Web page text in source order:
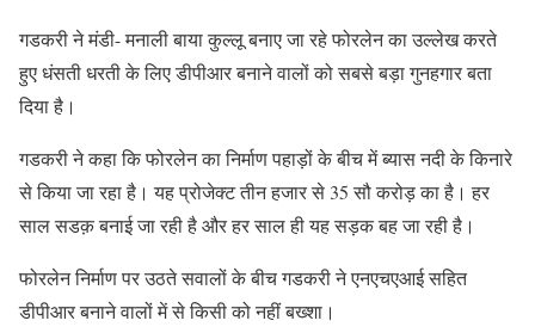
गडकरी ने मंडी- मनाली बाया कुल्लू बनाए जा रहे फोरलेन का उल्लेख करते
हुए धंसती धरती के लिए डीपीआर बनाने वालों को सबसे बड़ा गुनहगार बता
दिया है।
गडकरी ने कहा कि फोरलेन का निर्माण पहाड़ों के बीच में ब्यास नदी के किनारे
से किया जा रहा है। यह प्रोजेक्ट तीन हजार से 35 सौ करोड़ का है। हर
साल सडक़ बनाई जा रही है और हर साल ही यह सड़क बह जा रही है।
फोरलेन निर्माण पर उठते सवालों के बीच गडकरी ने एनएचएआई सहित
डीपीआर बनाने वालों में से किसी को नहीं बख्शा।